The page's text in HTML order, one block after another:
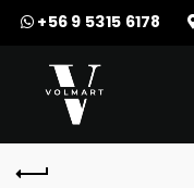
+56 9 5315 6178